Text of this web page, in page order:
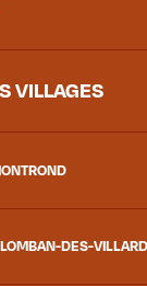
VILLAGES
DES-
la vallée.